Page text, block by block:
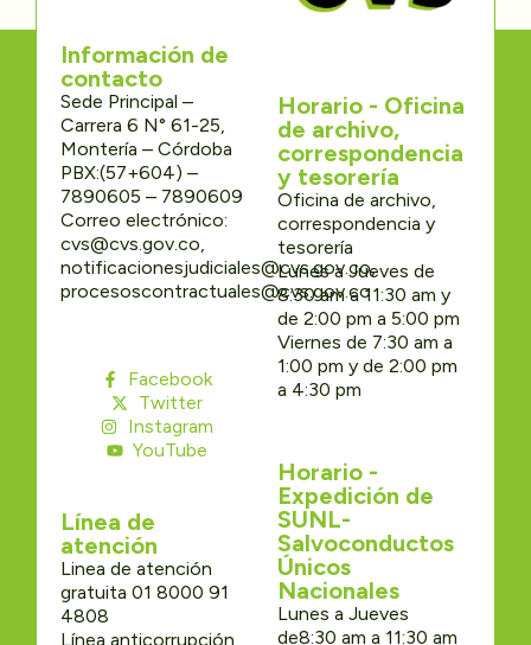
Información de
contacto
Sede Principal –
Carrera 6 N° 61-25,
Montería – Córdoba
PBX:(57+604) –
7890605 – 7890609
Correo electrónico:
cvs@cvs.gov.co,
notificacionesjudiciales@cvs.gov.co,
procesoscontractuales@cvs.gov.co
Facebook
Twitter
Instagram
YouTube
Línea de
atención
Linea de atención
gratuita 01 8000 91
4808
Línea anticorrupción
Horario - Oficina
de archivo,
correspondencia
y tesorería
Oficina de archivo,
correspondencia y
tesorería
Lunes a Jueves de
8:30 am a 11:30 am y
de 2:00 pm a 5:00 pm
Viernes de 7:30 am a
1:00 pm y de 2:00 pm
a 4:30 pm
Horario -
Expedición de
SUNL-
Salvoconductos
Únicos
Nacionales
Lunes a Jueves
de8:30 am a 11:30 am